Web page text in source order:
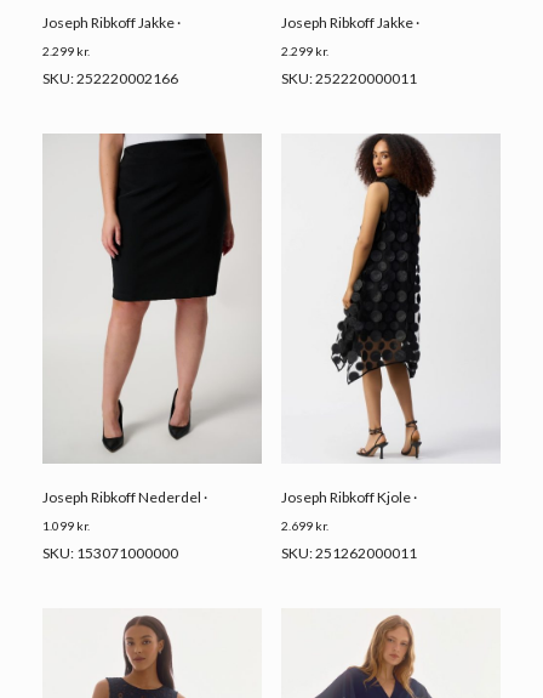
Joseph Ribkoff Jakke ·
2.299 kr.
SKU: 252220002166
Joseph Ribkoff Jakke ·
2.299 kr.
SKU: 252220000011
Joseph Ribkoff Nederdel ·
1.099 kr.
SKU: 153071000000
Joseph Ribkoff Kjole ·
2.699 kr.
SKU: 251262000011